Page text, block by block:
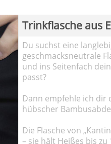
Trinkflasche aus
Du suchst eine
geschmacksneutrale
und ins Seitenfach
passt?
Dann empfehle ich dir
hübscher
Die Flasche von
– sie hält Heißes bis